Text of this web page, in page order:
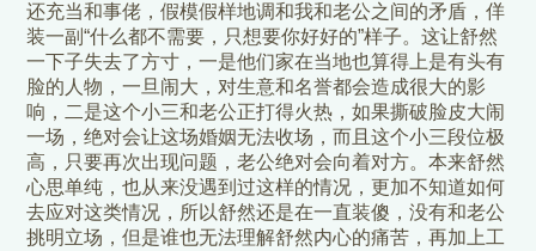
还充当和事佬，假模假样地调和我和老公之间的矛盾，佯
装一副“什么都不需要，只想要你好好的”样子。这让舒然
一下子失去了方寸，一是他们家在当地也算得上是有头有
脸的人物，一旦闹大，对生意和名誉都会造成很大的影
响，二是这个小三和老公正打得火热，如果撕破脸皮大闹
一场，绝对会让这场婚姻无法收场，而且这个小三段位极
高，只要再次出现问题，老公绝对会向着对方。本来舒然
心思单纯，也从来没遇到过这样的情况，更加不知道如何
去应对这类情况，所以舒然还是在一直装傻，没有和老公
挑明立场，但是谁也无法理解舒然内心的痛苦，再加上工